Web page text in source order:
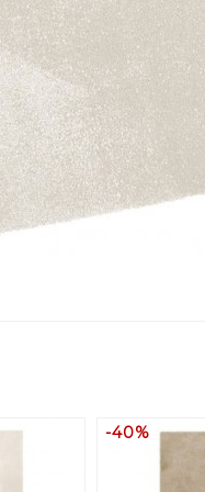
-40%